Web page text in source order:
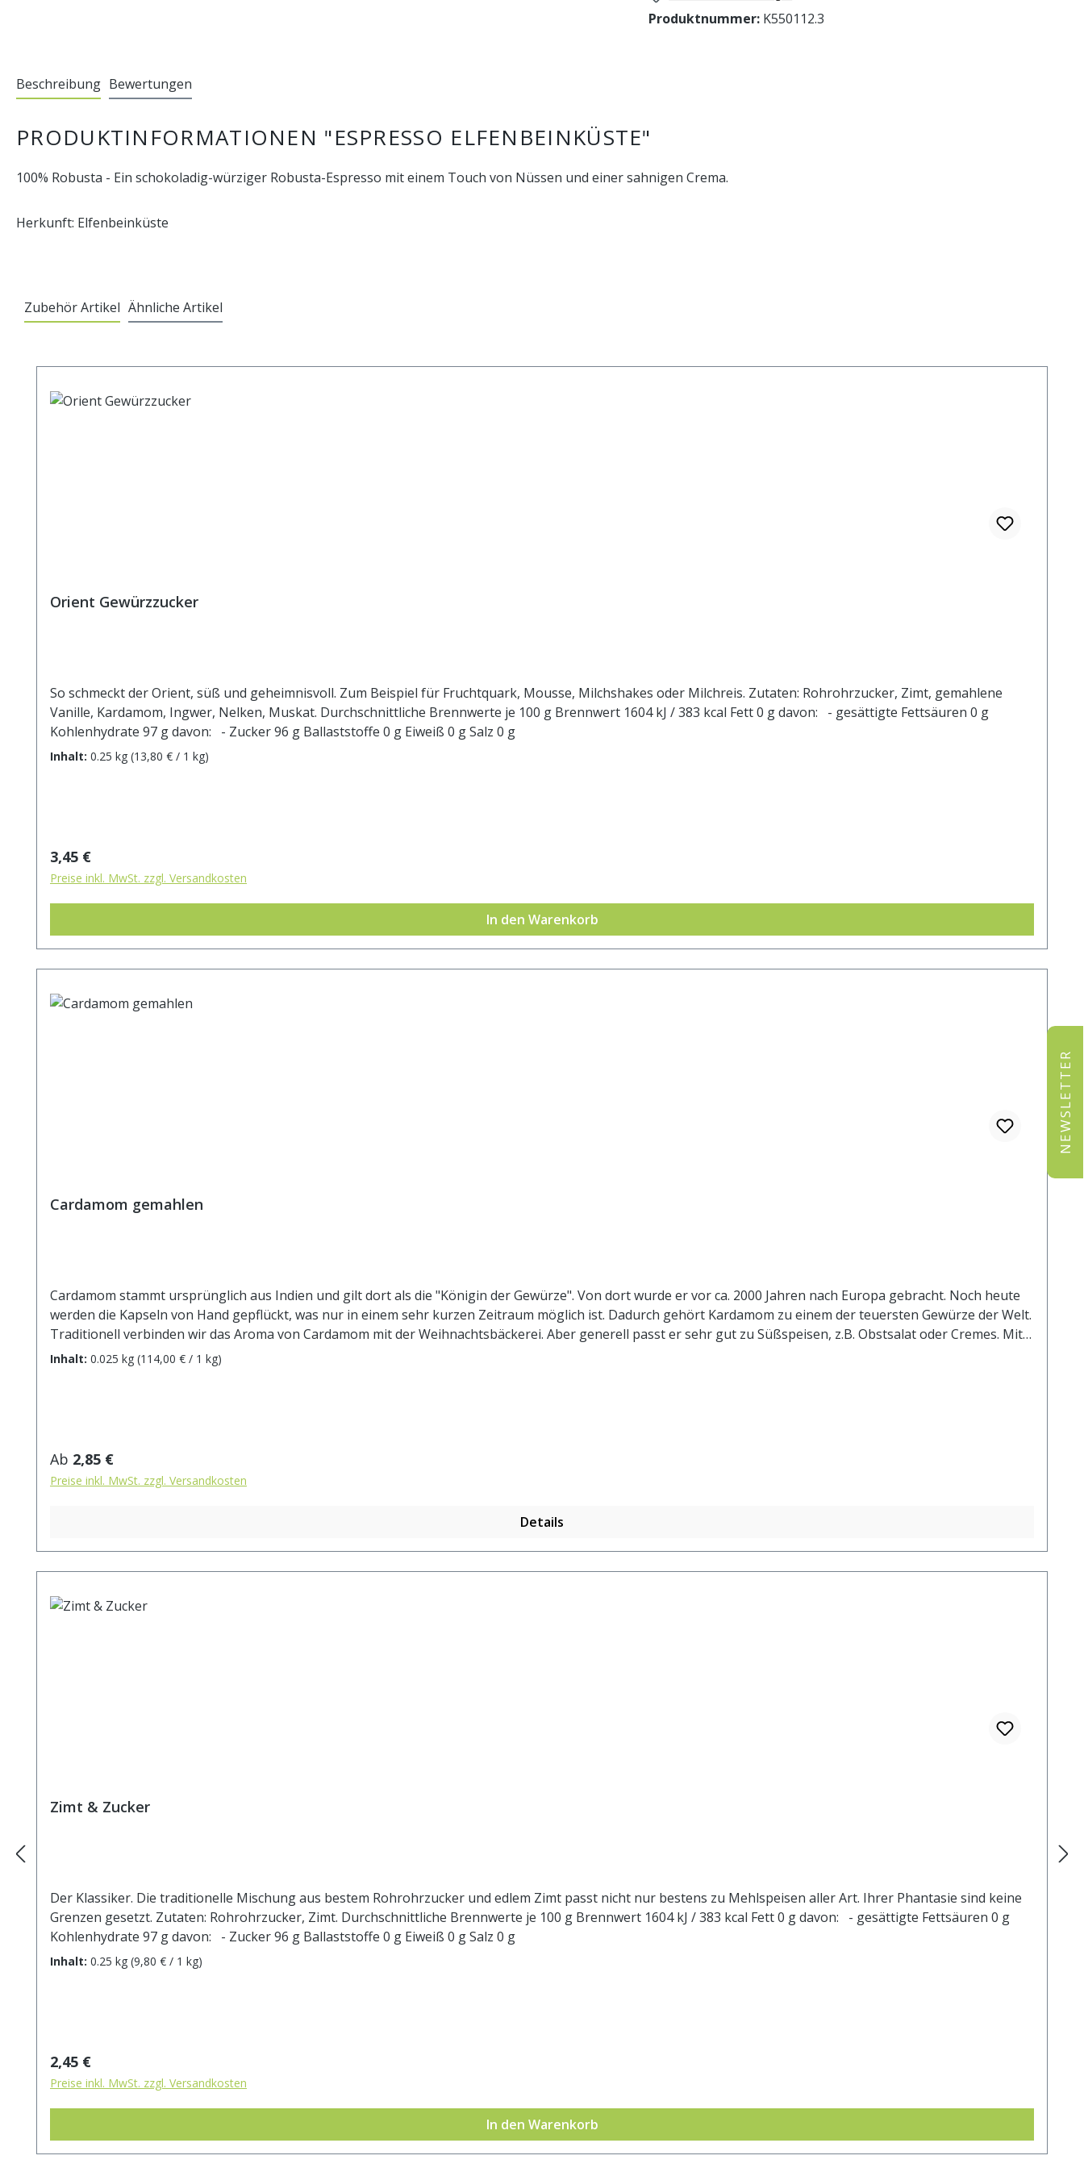
Produktnummer: K550112.3
Beschreibung Bewertungen
PRODUKTINFORMATIONEN "ESPRESSO ELFENBEINKÜSTE"
100% Robusta - Ein schokoladig-würziger Robusta-Espresso mit einem Touch von Nüssen und einer sahnigen Crema.
Herkunft: Elfenbeinküste
Zubehör Artikel Ähnliche Artikel
Orient Gewürzzucker
So schmeckt der Orient, süß und geheimnisvoll. Zum Beispiel für Fruchtquark, Mousse, Milchshakes oder Milchreis. Zutaten: Rohrohrzucker, Zimt, gemahlene
Vanille, Kardamom, Ingwer, Nelken, Muskat. Durchschnittliche Brennwerte je 100 g Brennwert 1604 kJ / 383 kcal Fett 0 g davon: - gesättigte Fettsäuren 0 g
Inhalt: 0.25 kg (13,80 € / 1 kg)
Regulärer Preis:
3,45 €
Preise inkl. MwSt. zzgl. Versandkosten
In den Warenkorb
Cardamom gemahlen
Cardamom stammt ursprünglich aus Indien und gilt dort als die "Königin der Gewürze". Von dort wurde er vor ca. 2000 Jahren nach Europa gebracht. Noch heute
werden die Kapseln von Hand gepflückt, was nur in einem sehr kurzen Zeitraum möglich ist. Dadurch gehört Kardamom zu einem der teuersten Gewürze der Welt.
Traditionell verbinden wir das Aroma von Cardamom mit der Weihnachtsbäckerei. Aber generell passt er sehr gut zu Süßspeisen, z.B. Obstsalat oder Cremes. Mit
seinen minzigen, süßen, fruchtigen und gleichzeitig scharfen Noten verfeinert er traditionell auch Kaffee-, Schokoladen- oder Teegetränke sowie Glühwein und
Punsch. Als wichtiger Bestandteil würzt er Chutneys, Curries und viele andere orientalische und asiatische Gerichte. Nicht nur der außergewöhnliche Geschmack
Inhalt: 0.025 kg (114,00 € / 1 kg)
Regulärer Preis:
Ab 2,85 €
Preise inkl. MwSt. zzgl. Versandkosten
Details
Zimt & Zucker
Der Klassiker. Die traditionelle Mischung aus bestem Rohrohrzucker und edlem Zimt passt nicht nur bestens zu Mehlspeisen aller Art. Ihrer Phantasie sind keine
Grenzen gesetzt. Zutaten: Rohrohrzucker, Zimt. Durchschnittliche Brennwerte je 100 g Brennwert 1604 kJ / 383 kcal Fett 0 g davon: - gesättigte Fettsäuren 0 g
Inhalt: 0.25 kg (9,80 € / 1 kg)
Regulärer Preis:
2,45 €
Preise inkl. MwSt. zzgl. Versandkosten
In den Warenkorb
NEWSLETTER